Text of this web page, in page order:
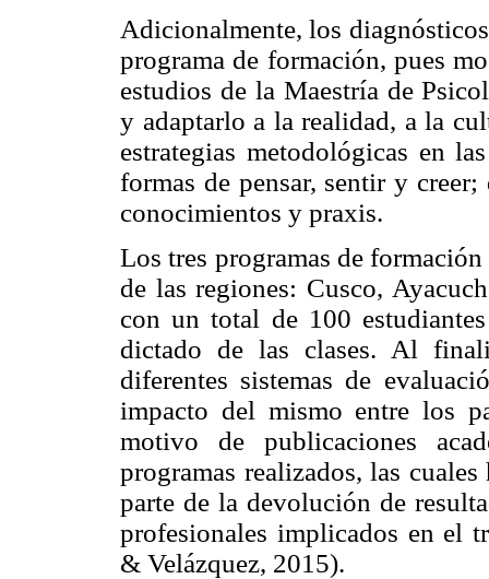
Adicionalmente, los
programa de formación, pues
estudios de la Maestría de
y adaptarlo a la realidad, a la
estrategias metodológicas en
formas de pensar, sentir y
conocimientos y praxis.
Los tres programas de
de las regiones: Cusco,
con un total de 100
dictado de las clases. Al
diferentes sistemas de
impacto del mismo entre los
motivo de publicaciones
programas realizados, las
parte de la devolución de
profesionales implicados en el
& Velázquez, 2015).